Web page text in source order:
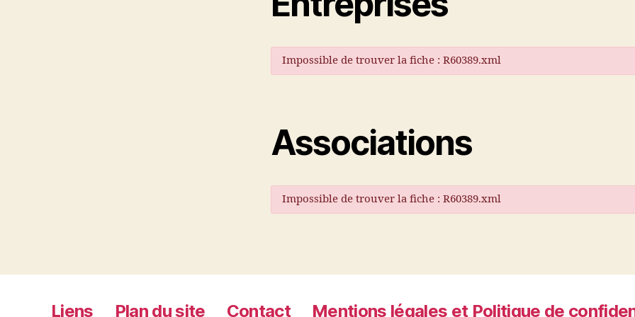
Impossible de trouver la fiche : R60389.xml
Associations
Impossible de trouver la fiche : R60389.xml
Liens Plan du site Contact Mentions légales et Politique de